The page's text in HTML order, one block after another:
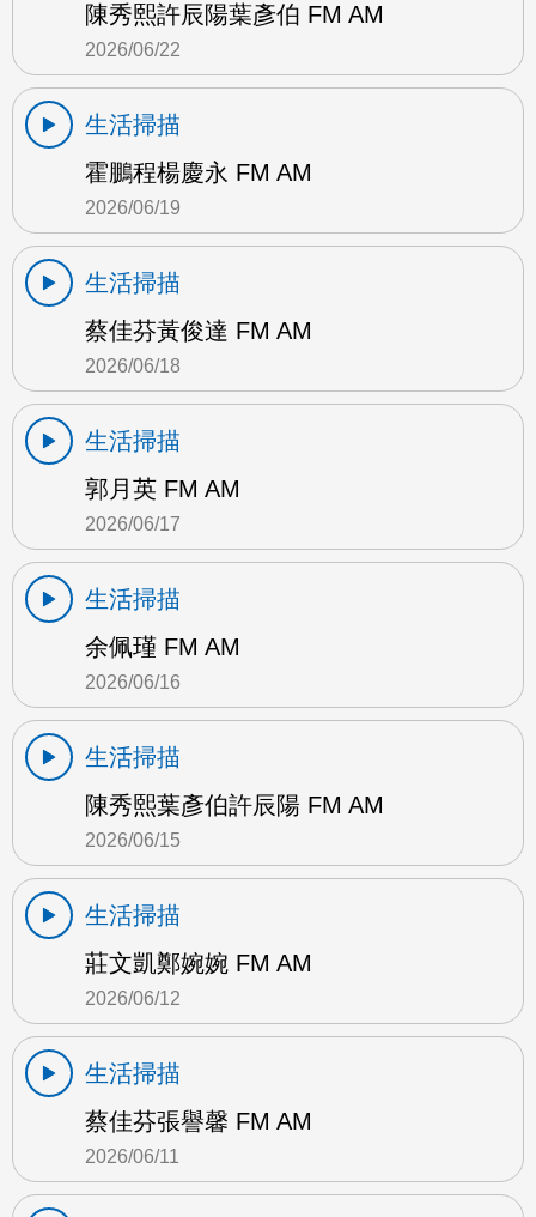
陳秀熙許辰陽葉彥伯 FM AM
2026/06/22
生活掃描
霍鵬程楊慶永 FM AM
2026/06/19
生活掃描
蔡佳芬黃俊達 FM AM
2026/06/18
生活掃描
郭月英 FM AM
2026/06/17
生活掃描
余佩瑾 FM AM
2026/06/16
生活掃描
陳秀熙葉彥伯許辰陽 FM AM
2026/06/15
生活掃描
莊文凱鄭婉婉 FM AM
2026/06/12
生活掃描
蔡佳芬張譽馨 FM AM
2026/06/11